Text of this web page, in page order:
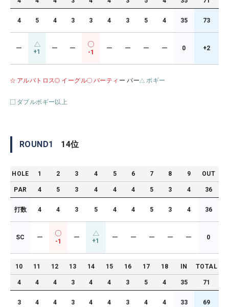
4 5 4 3 3 4 3 5 4 35 73
ー +1 ー ー
-1
ー ー ー ー 0 +2
アルバトロス イーグル バーティ ー パー ボギー
ダブルボギー以上
ROUND1 14位
HOLE 1 2 3 4 5 6 7 8 9 OUT
PAR 4 5 3 4 4 4 5 3 4 36
打数 4 4 3 5 4 4 5 3 4 36
SC ー
-1
ー +1 ー ー ー ー ー 0
10 11 12 13 14 15 16 17 18 IN TOTAL
4 4 4 3 4 4 3 5 4 35 71
3 4 4 3 4 4 3 4 4 33 69